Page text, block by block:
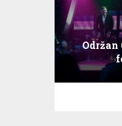
Održan